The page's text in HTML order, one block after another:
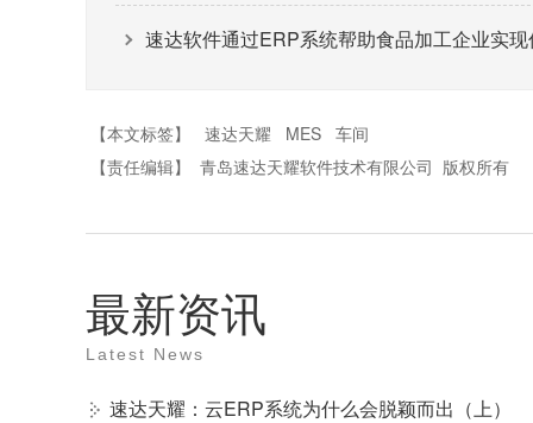
速达软件通过ERP系统帮助食品加工企业实
【本文标签】 速达天耀 MES 车间
【责任编辑】
青岛速达天耀软件技术有限公司 版权所有
最新资讯
Latest News
速达天耀：云ERP系统为什么会脱颖而出（上）